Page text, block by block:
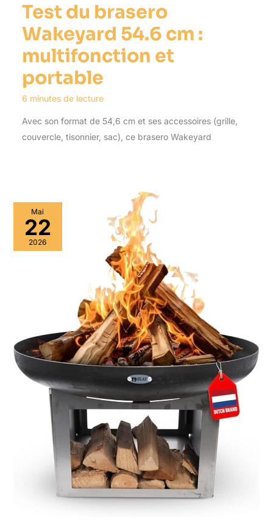
Test du brasero
Wakeyard 54.6 cm :
multifonction et
portable
6 minutes de lecture
Avec son format de 54,6 cm et ses accessoires (grille,
couvercle, tisonnier, sac), ce brasero Wakeyard
Mai
22
2026